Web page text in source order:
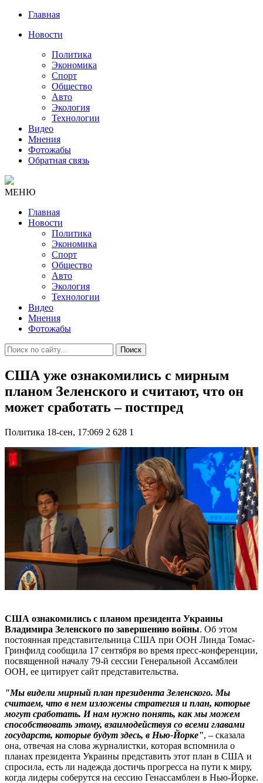
Главная
Новости
Политика
Экономика
Спорт
Общество
Авто
Экология
Технологии
Видео
Мнения
Фотожабы
Обратная связь
МЕНЮ
Главная
Новости
Политика
Экономика
Спорт
Общество
Авто
Экология
Технологии
Видео
Мнения
Фотожабы
Поиск
США уже ознакомились с мирным
планом Зеленского и считают, что он
может сработать – постпред
Политика 18-сен, 17:069 2 628 1
США ознакомились с планом президента Украины
Владимира Зеленского по завершению войны. Об этом
постоянная представительница США при ООН Линда Томас-
Гринфилд сообщила 17 сентября во время пресс-конференции,
посвященной началу 79-й сессии Генеральной Ассамблеи
ООН, ее цитирует сайт представительства.
"Мы видели мирный план президента Зеленского. Мы
считаем, что в нем изложены стратегия и план, которые
могут сработать. И нам нужно понять, как мы можем
способствовать этому, взаимодействуя со всеми главами
государств, которые будут здесь, в Нью-Йорке", – сказала
она, отвечая на слова журналистки, которая вспомнила о
планах президента Украины представить этот план в США и
спросила, есть ли надежда достичь прогресса на пути к миру,
когда лидеры соберутся на сессию Генассамблеи в Нью-Йорке.